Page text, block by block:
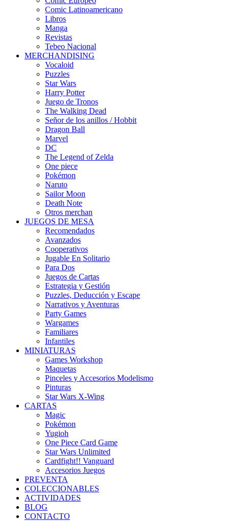
Comic Latinoamericano
Libros
Manga
Revistas
Tebeo Nacional
MERCHANDISING
Vocaloid
Puzzles
Star Wars
Harry Potter
Juego de Tronos
The Walking Dead
Señor de los anillos / Hobbit
Dragon Ball
Marvel
DC
The Legend of Zelda
One piece
Pokémon
Naruto
Sailor Moon
Death Note
Otros merchan
JUEGOS DE MESA
Recomendados
Avanzados
Cooperativos
Jugable En Solitario
Para Dos
Juegos de Cartas
Estrategia y Gestión
Puzzles, Deducción y Escape
Narrativos y Aventuras
Party Games
Wargames
Familiares
Infantiles
MINIATURAS
Games Workshop
Maquetas
Pinceles y Accesorios Modelismo
Pinturas
Star Wars X-Wing
CARTAS
Magic
Pokémon
Yugioh
One Piece Card Game
Star Wars Unlimited
Cardfight!! Vanguard
Accesorios Juegos
PREVENTA
COLECCIONABLES
ACTIVIDADES
BLOG
CONTACTO